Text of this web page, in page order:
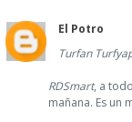
El Potro
Turfan
RDSmart, a
mañana. Es un